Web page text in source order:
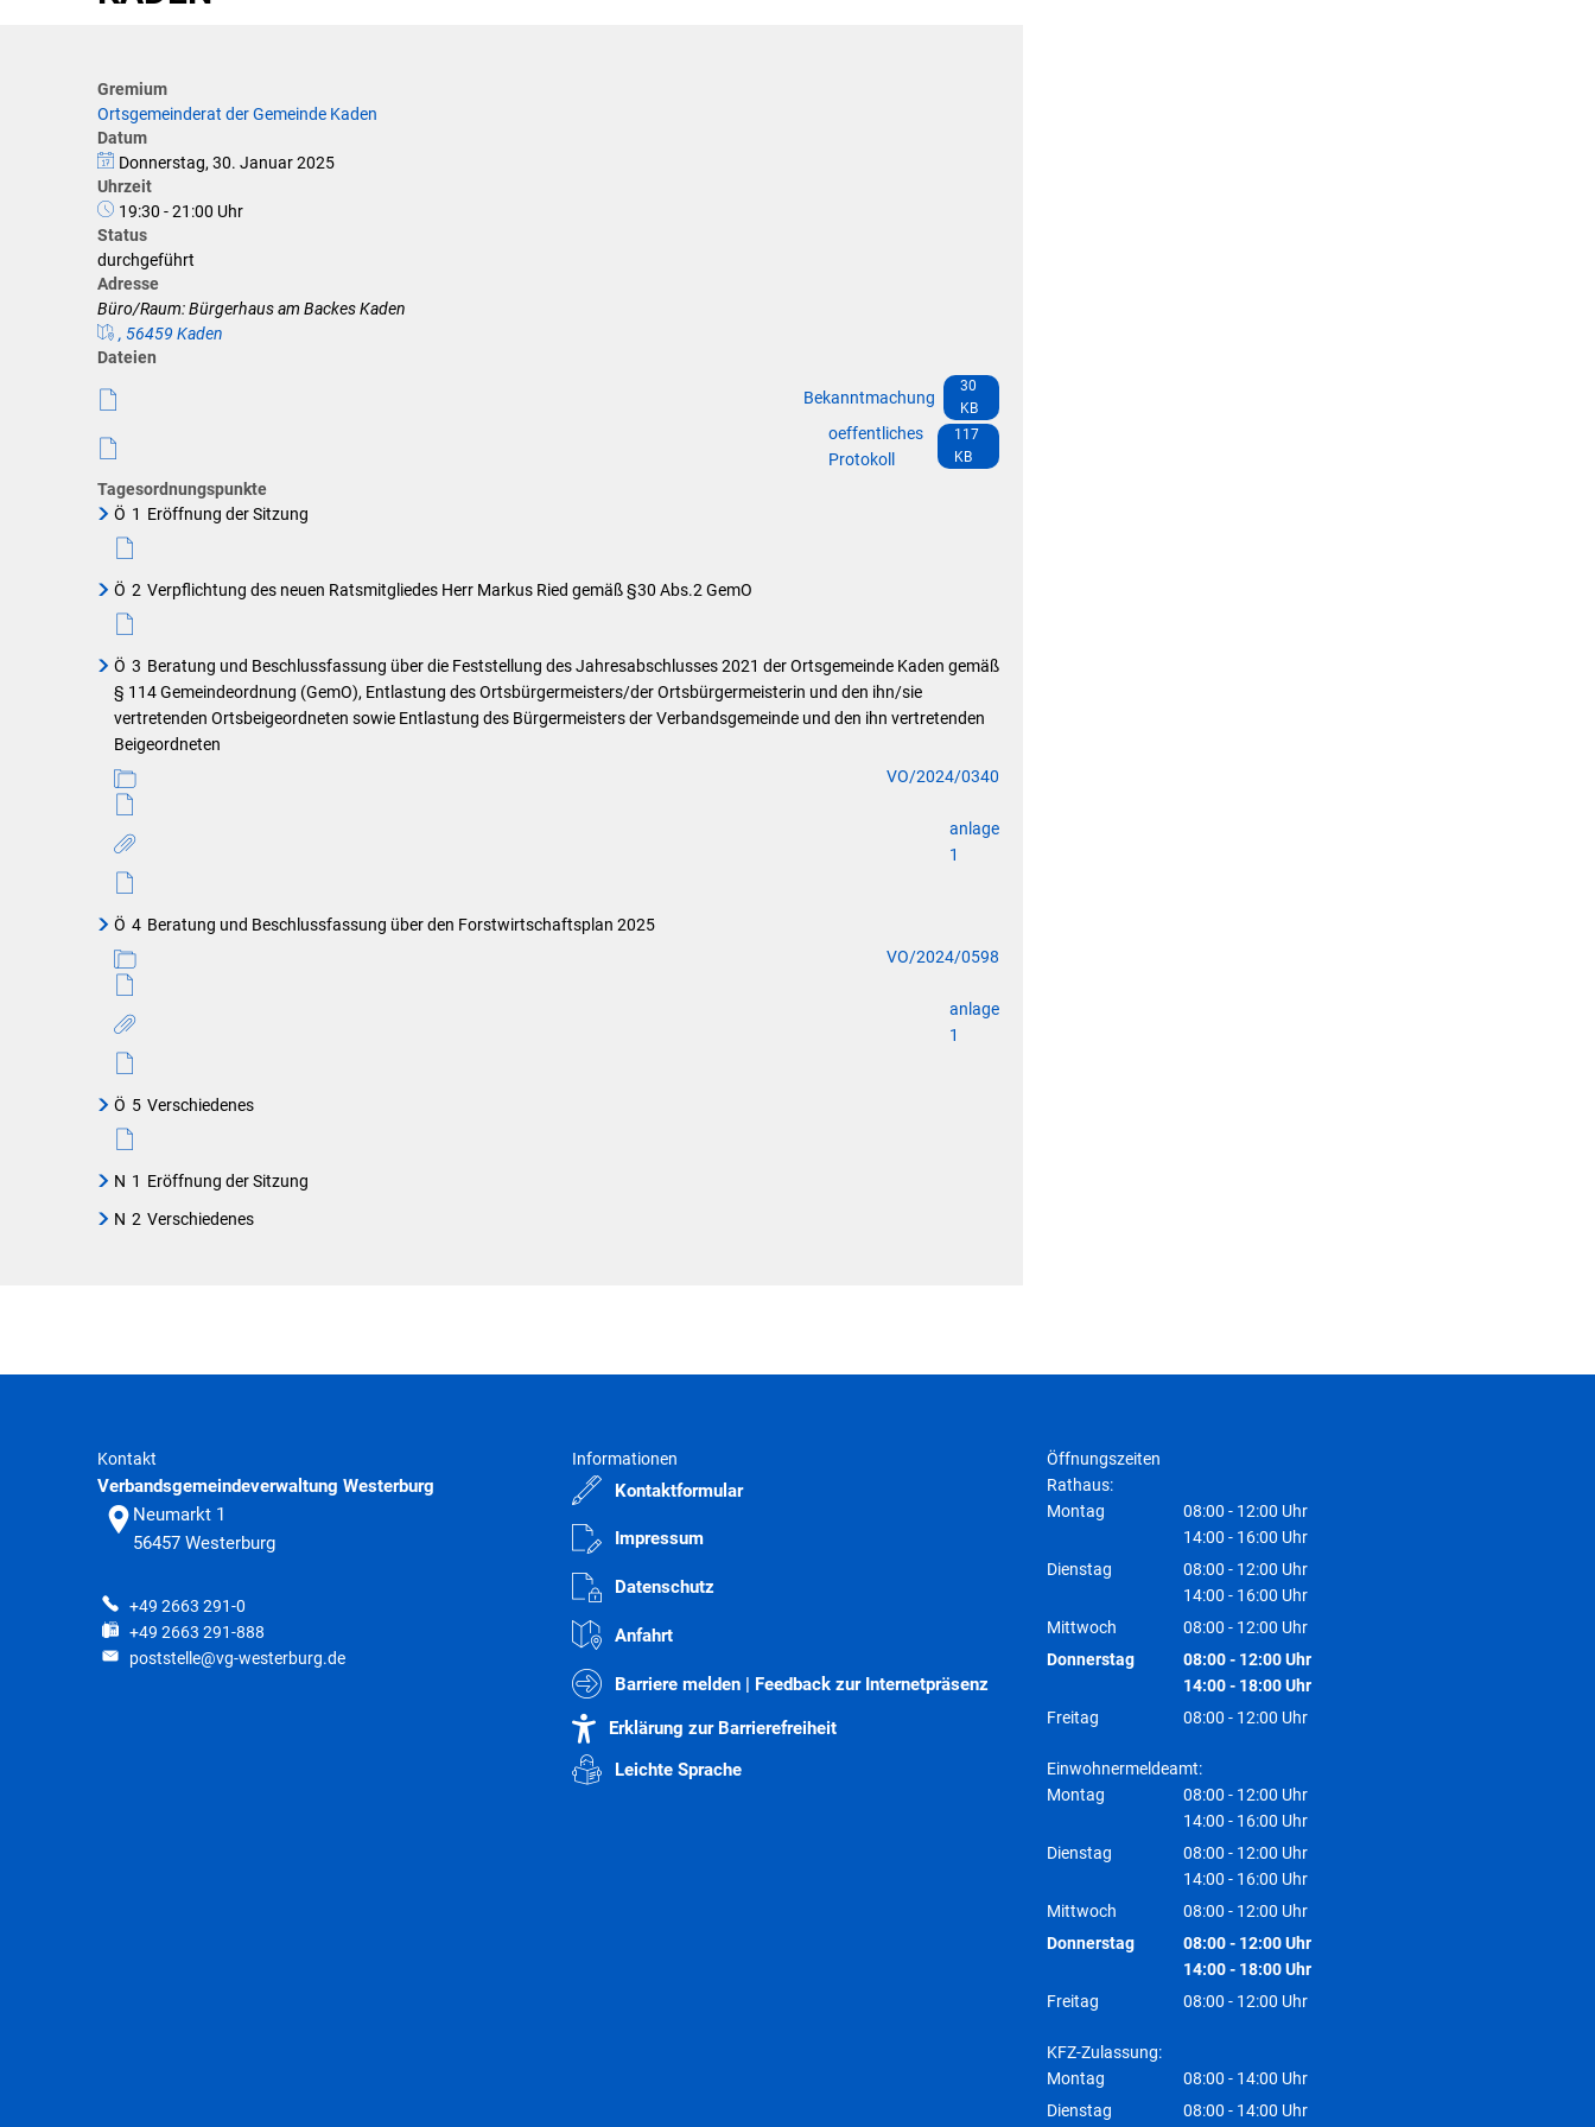
Feuerwehr
Allgemeine Informationen
Elektronische Dokumente / Widersprüche
Aktuelle Förderungen
Sonstige Formulare & Anträge
Gremium
Ortsgemeinderat der Gemeinde Kaden
Datum
Donnerstag, 30. Januar 2025
Uhrzeit
19:30 - 21:00 Uhr
Status
durchgeführt
Adresse
Büro/Raum: Bürgerhaus am Backes Kaden
, 56459 Kaden
Dateien
Bekanntmachung
30
KB
oeffentliches
Protokoll
117
KB
Tagesordnungspunkte
Ö 1 Eröffnung der Sitzung
Ö 2 Verpflichtung des neuen Ratsmitgliedes Herr Markus Ried gemäß §30 Abs.2 GemO
Ö 3 Beratung und Beschlussfassung über die Feststellung des Jahresabschlusses 2021 der Ortsgemeinde Kaden gemäß
§ 114 Gemeindeordnung (GemO), Entlastung des Ortsbürgermeisters/der Ortsbürgermeisterin und den ihn/sie
vertretenden Ortsbeigeordneten sowie Entlastung des Bürgermeisters der Verbandsgemeinde und den ihn vertretenden
Beigeordneten
VO/2024/0340
anlage
1
Ö 4 Beratung und Beschlussfassung über den Forstwirtschaftsplan 2025
VO/2024/0598
anlage
1
Ö 5 Verschiedenes
N 1 Eröffnung der Sitzung
N 2 Verschiedenes
Kontakt
Verbandsgemeindeverwaltung Westerburg
Neumarkt 1
56457 Westerburg
+49 2663 291-0
+49 2663 291-888
poststelle@vg-westerburg.de
Informationen
Kontaktformular
Impressum
Datenschutz
Anfahrt
Barriere melden | Feedback zur Internetpräsenz
Erklärung zur Barrierefreiheit
Leichte Sprache
Öffnungszeiten
Rathaus:
Montag
08:00 - 12:00 Uhr
Von 08:00 bis 12:00 Uhr
14:00 - 16:00 Uhr
Von 14:00 bis 16:00 Uhr
Dienstag 08:00 - 12:00 Uhr
Von 08:00 bis 12:00 Uhr
14:00 - 16:00 Uhr
Von 14:00 bis 16:00 Uhr
Mittwoch 08:00 - 12:00 Uhr
Von 08:00 bis 12:00 Uhr
Donnerstag 08:00- 12:00Uhr
Von 08:00 bis 12:00 Uhr
14:00- 18:00Uhr
Von 14:00 bis 18:00 Uhr
Freitag 08:00 - 12:00 Uhr
Einwohnermeldeamt:
Montag
08:00 - 12:00 Uhr
Von 08:00 bis 12:00 Uhr
14:00 - 16:00 Uhr
Von 14:00 bis 16:00 Uhr
Dienstag 08:00 - 12:00 Uhr
Von 08:00 bis 12:00 Uhr
14:00 - 16:00 Uhr
Von 14:00 bis 16:00 Uhr
Mittwoch 08:00 - 12:00 Uhr
Von 08:00 bis 12:00 Uhr
Donnerstag 08:00- 12:00Uhr
Von 08:00 bis 12:00 Uhr
14:00- 18:00Uhr
Von 14:00 bis 18:00 Uhr
Freitag 08:00 - 12:00 Uhr
KFZ-Zulassung:
Montag
08:00 - 14:00 Uhr
Von 08:00 bis 14:00 Uhr
Dienstag 08:00 - 14:00 Uhr